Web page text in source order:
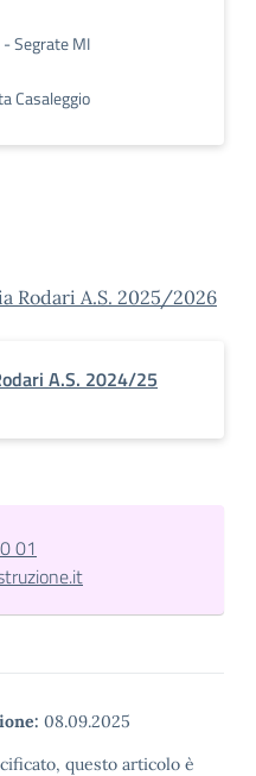
Segrate MI
Casaleggio
Rodari A.S. 2025/2026
A.S. 2024/25
01
08.09.2025
questo articolo è